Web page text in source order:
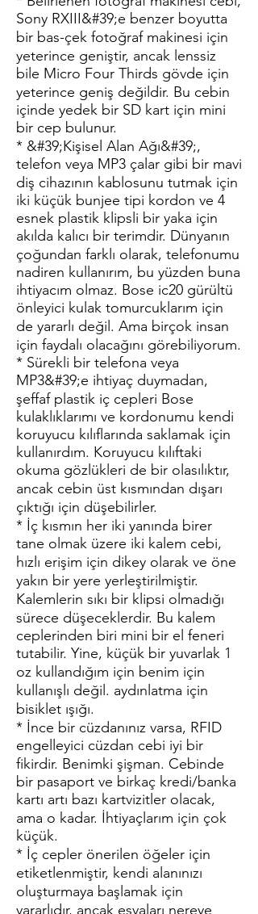
Sony RXIII&#39;e benzer boyutta
bir bas-çek fotoğraf makinesi için
yeterince geniştir, ancak lenssiz
bile Micro Four Thirds gövde için
yeterince geniş değildir. Bu cebin
içinde yedek bir SD kart için mini
bir cep bulunur.
* &#39;Kişisel Alan Ağı&#39;,
telefon veya MP3 çalar gibi bir mavi
diş cihazının kablosunu tutmak için
iki küçük bunjee tipi kordon ve 4
esnek plastik klipsli bir yaka için
akılda kalıcı bir terimdir. Dünyanın
çoğundan farklı olarak, telefonumu
nadiren kullanırım, bu yüzden buna
ihtiyacım olmaz. Bose ic20 gürültü
önleyici kulak tomurcuklarım için
de yararlı değil. Ama birçok insan
için faydalı olacağını görebiliyorum.
* Sürekli bir telefona veya
MP3&#39;e ihtiyaç duymadan,
şeffaf plastik iç cepleri Bose
kulaklıklarımı ve kordonumu kendi
koruyucu kılıflarında saklamak için
kullanırdım. Koruyucu kılıftaki
okuma gözlükleri de bir olasılıktır,
ancak cebin üst kısmından dışarı
çıktığı için düşebilirler.
* İç kısmın her iki yanında birer
tane olmak üzere iki kalem cebi,
hızlı erişim için dikey olarak ve öne
yakın bir yere yerleştirilmiştir.
Kalemlerin sıkı bir klipsi olmadığı
sürece düşeceklerdir. Bu kalem
ceplerinden biri mini bir el feneri
tutabilir. Yine, küçük bir yuvarlak 1
oz kullandığım için benim için
kullanışlı değil. aydınlatma için
bisiklet ışığı.
* İnce bir cüzdanınız varsa, RFID
engelleyici cüzdan cebi iyi bir
fikirdir. Benimki şişman. Cebinde
bir pasaport ve birkaç kredi/banka
kartı artı bazı kartvizitler olacak,
ama o kadar. İhtiyaçlarım için çok
küçük.
* İç cepler önerilen öğeler için
etiketlenmiştir, kendi alanınızı
oluşturmaya başlamak için
yararlıdır, ancak eşyaları nereye